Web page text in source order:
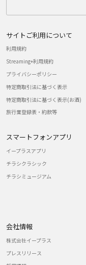
サイトご利用について
利用規約
Streaming+利用規約
プライバシーポリシー
特定商取引法に基づく表示
特定商取引法に基づく表示(お酒)
旅行業登録表・約款等
スマートフォンアプリ
イープラスアプリ
チラシクラシック
チラシミュージアム
会社情報
株式会社イープラス
プレスリリース